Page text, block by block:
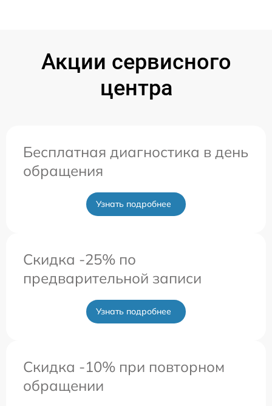
Акции сервисного
центра
Бесплатная диагностика в день
обращения
Узнать подробнее
Скидка -25% по
предварительной записи
Узнать подробнее
Скидка -10% при повторном
обращении